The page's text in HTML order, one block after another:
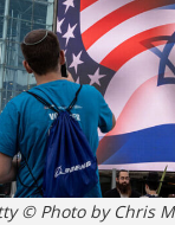
© Photo by Chris